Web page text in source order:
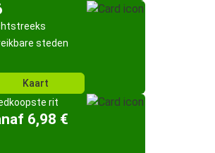
steden
Kaart
rit
6,98 €